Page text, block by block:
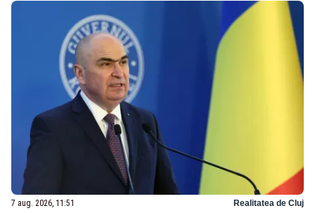
7 aug. 2026, 11:51 Realitatea de Cluj